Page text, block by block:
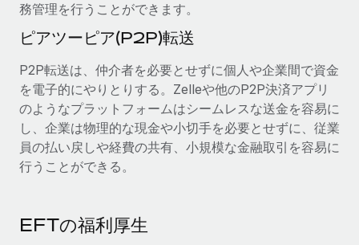
務管理を行うことができます。
ピアツーピア(P2P)転送
P2P転送は、仲介者を必要とせずに個人や企業間で資金
を電子的にやりとりする。Zelleや他のP2P決済アプリ
のようなプラットフォームはシームレスな送金を容易に
し、企業は物理的な現金や小切手を必要とせずに、従業
員の払い戻しや経費の共有、小規模な金融取引を容易に
行うことができる。
EFTの福利厚生